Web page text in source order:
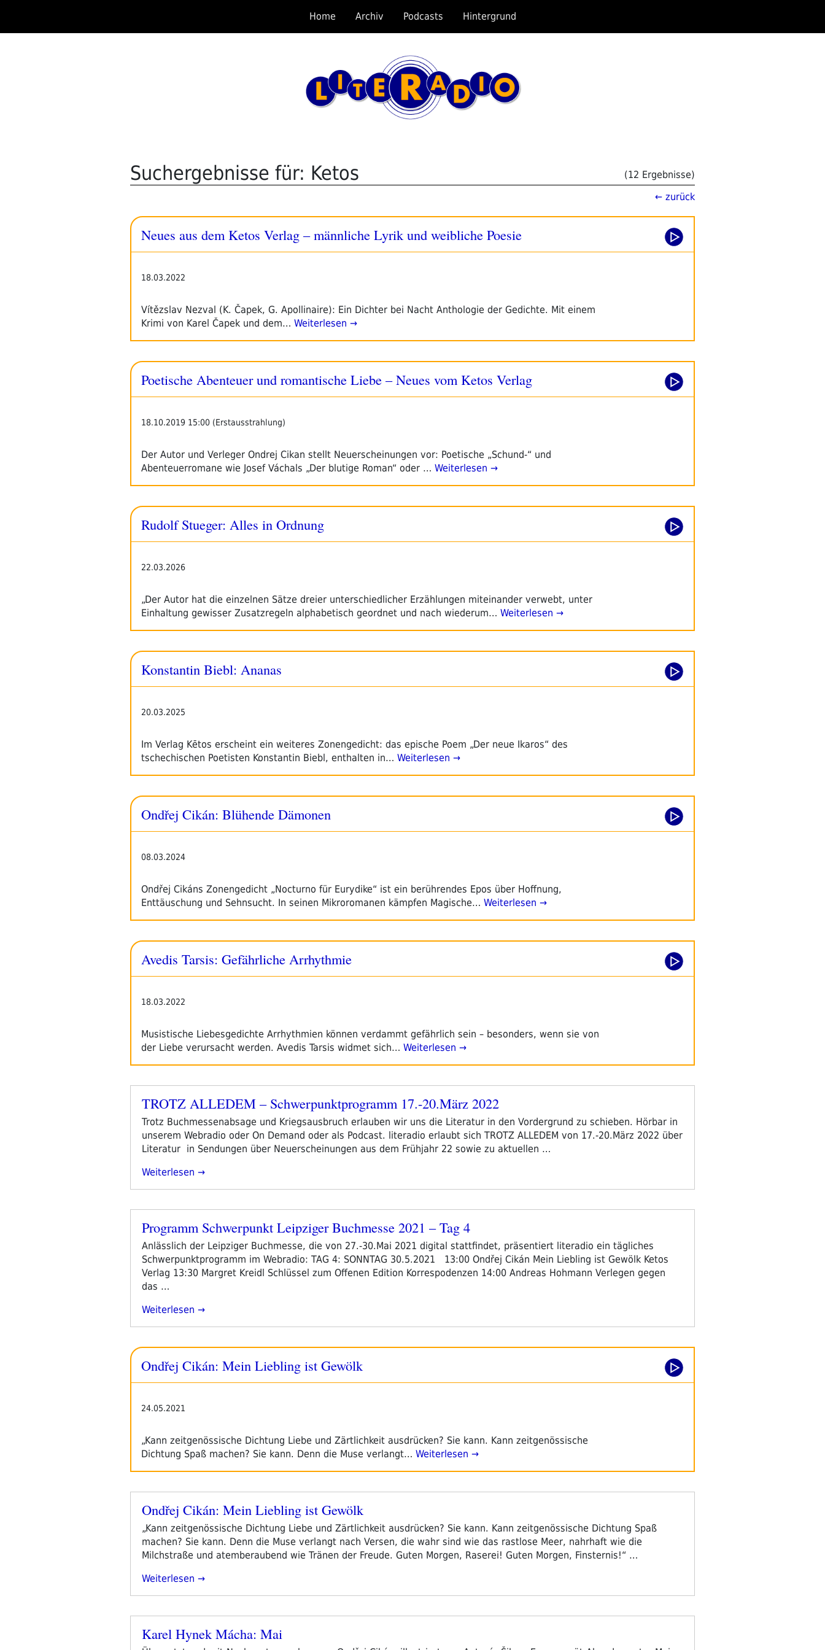
springen
Home Archiv Podcasts Hintergrund
Suchergebnisse für: Ketos
(12 Ergebnisse)
← zurück
Neues aus dem Ketos Verlag – männliche Lyrik und weibliche Poesie
18.03.2022
Vítězslav Nezval (K. Čapek, G. Apollinaire): Ein Dichter bei Nacht Anthologie der Gedichte. Mit einem
Krimi von Karel Čapek und dem… Weiterlesen →
Poetische Abenteuer und romantische Liebe – Neues vom Ketos Verlag
18.10.2019 15:00 (Erstausstrahlung)
Der Autor und Verleger Ondrej Cikan stellt Neuerscheinungen vor: Poetische „Schund-“ und
Abenteuerromane wie Josef Váchals „Der blutige Roman“ oder … Weiterlesen →
Rudolf Stueger: Alles in Ordnung
22.03.2026
„Der Autor hat die einzelnen Sätze dreier unterschiedlicher Erzählungen miteinander verwebt, unter
Einhaltung gewisser Zusatzregeln alphabetisch geordnet und nach wiederum… Weiterlesen →
Konstantin Biebl: Ananas
20.03.2025
Im Verlag Kētos erscheint ein weiteres Zonengedicht: das epische Poem „Der neue Ikaros“ des
tschechischen Poetisten Konstantin Biebl, enthalten in… Weiterlesen →
Ondřej Cikán: Blühende Dämonen
08.03.2024
Ondřej Cikáns Zonengedicht „Nocturno für Eurydike“ ist ein berührendes Epos über Hoffnung,
Enttäuschung und Sehnsucht. In seinen Mikroromanen kämpfen Magische… Weiterlesen →
Avedis Tarsis: Gefährliche Arrhythmie
18.03.2022
Musistische Liebesgedichte Arrhythmien können verdammt gefährlich sein – besonders, wenn sie von
der Liebe verursacht werden. Avedis Tarsis widmet sich… Weiterlesen →
Veröffentlicht
TROTZ ALLEDEM – Schwerpunktprogramm 17.-20.März 2022
Trotz Buchmessenabsage und Kriegsausbruch erlauben wir uns die Literatur in den Vordergrund zu schieben. Hörbar in
unserem Webradio oder On Demand oder als Podcast. literadio erlaubt sich TROTZ ALLEDEM von 17.-20.März 2022 über
Literatur in Sendungen über Neuerscheinungen aus dem Frühjahr 22 sowie zu aktuellen …
„TROTZ
Schwerpunktprogramm
17.-20.März
2022“
Weiterlesen
Veröffentlicht
Programm Schwerpunkt Leipziger Buchmesse 2021 – Tag 4
Anlässlich der Leipziger Buchmesse, die von 27.-30.Mai 2021 digital stattfindet, präsentiert literadio ein tägliches
Schwerpunktprogramm im Webradio: TAG 4: SONNTAG 30.5.2021 13:00 Ondřej Cikán Mein Liebling ist Gewölk Ketos
Verlag 13:30 Margret Kreidl Schlüssel zum Offenen Edition Korrespodenzen 14:00 Andreas Hohmann Verlegen gegen
das …
„Programm
Buchmesse
2021
4“
Weiterlesen
Ondřej Cikán: Mein Liebling ist Gewölk
24.05.2021
„Kann zeitgenössische Dichtung Liebe und Zärtlichkeit ausdrücken? Sie kann. Kann zeitgenössische
Dichtung Spaß machen? Sie kann. Denn die Muse verlangt… Weiterlesen →
Veröffentlicht
Ondřej Cikán: Mein Liebling ist Gewölk
„Kann zeitgenössische Dichtung Liebe und Zärtlichkeit ausdrücken? Sie kann. Kann zeitgenössische Dichtung Spaß
machen? Sie kann. Denn die Muse verlangt nach Versen, die wahr sind wie das rastlose Meer, nahrhaft wie die
Milchstraße und atemberaubend wie Tränen der Freude. Guten Morgen, Raserei! Guten Morgen, Finsternis!“ …
„Ondřej
Liebling
Ist
Gewölk“
Weiterlesen
Veröffentlicht
am
Karel Hynek Mácha: Mai